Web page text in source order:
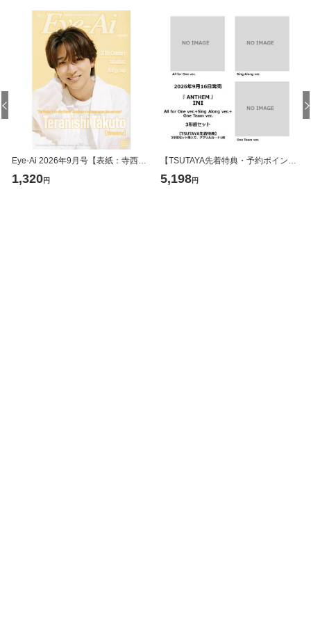
Eye-Ai 2026年9月号【表紙：寺西拓人（timelesz）】(日本語訳付)
1,320
【TSUTAYA先着特典・予約ポイント5倍】INI /『 ANTHEM 』3形態セット ＜All for One ver.+Sing Along ver.+One Team ver.＞
5,198